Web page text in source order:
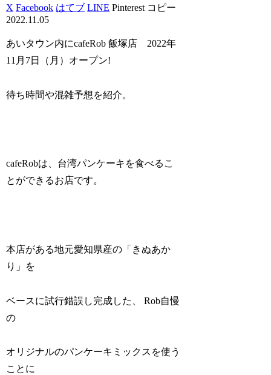
X Facebook はてブ LINE Pinterest コピー
2022.11.05
あいタウン内にcafeRob 飯塚店 2022年
11月7日（月）オープン!
待ち時間や混雑予想を紹介。
cafeRobは、台湾パンケーキを食べるこ
とができるお店です。
本店がある地元愛知県産の「きぬあか
り」を
ベースに試行錯誤し完成した、 Rob自慢
の
オリジナルのパンケーキミックスを使う
ことに